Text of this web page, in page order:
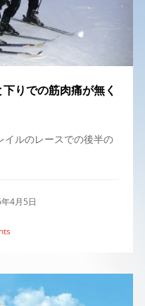
りでの筋肉痛が無く
イルのレースでの後半の
4月5日